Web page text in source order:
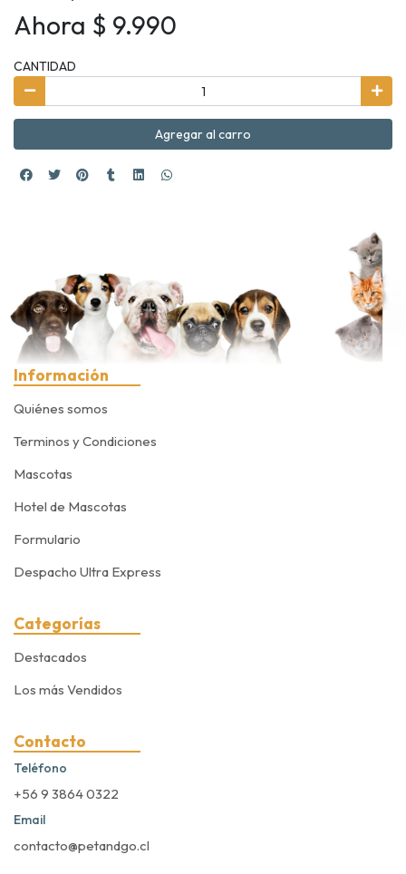
Ahora $ 9.990
CANTIDAD
Agregar al carro
Información
Quiénes somos
Terminos y Condiciones
Mascotas
Hotel de Mascotas
Formulario
Despacho Ultra Express
Categorías
Destacados
Los más Vendidos
Contacto
Teléfono
+56 9 3864 0322
Email
contacto@petandgo.cl